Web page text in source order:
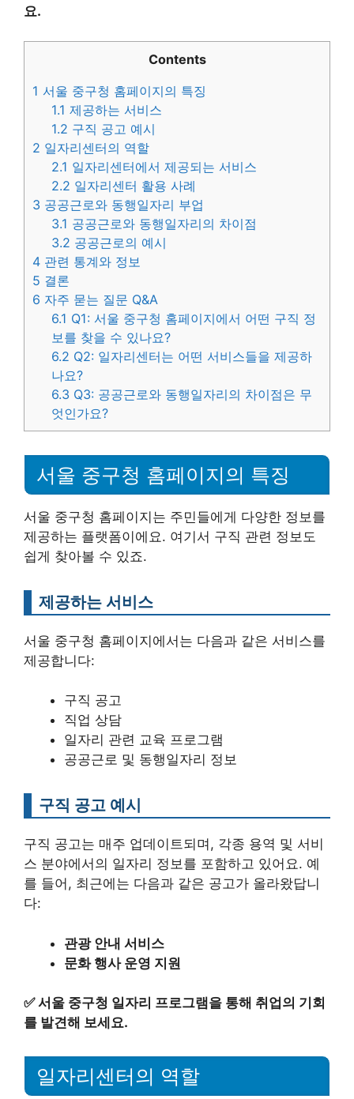
요.
Contents
1 서울 중구청 홈페이지의 특징
1.1 제공하는 서비스
1.2 구직 공고 예시
2 일자리센터의 역할
2.1 일자리센터에서 제공되는 서비스
2.2 일자리센터 활용 사례
3 공공근로와 동행일자리 부업
3.1 공공근로와 동행일자리의 차이점
3.2 공공근로의 예시
4 관련 통계와 정보
5 결론
6 자주 묻는 질문 Q&A
6.1 Q1: 서울 중구청 홈페이지에서 어떤 구직 정
보를 찾을 수 있나요?
6.2 Q2: 일자리센터는 어떤 서비스들을 제공하
나요?
6.3 Q3: 공공근로와 동행일자리의 차이점은 무
엇인가요?
서울 중구청 홈페이지의 특징
서울 중구청 홈페이지는 주민들에게 다양한 정보를
제공하는 플랫폼이에요. 여기서 구직 관련 정보도
쉽게 찾아볼 수 있죠.
제공하는 서비스
서울 중구청 홈페이지에서는 다음과 같은 서비스를
제공합니다:
구직 공고
직업 상담
일자리 관련 교육 프로그램
공공근로 및 동행일자리 정보
구직 공고 예시
구직 공고는 매주 업데이트되며, 각종 용역 및 서비
스 분야에서의 일자리 정보를 포함하고 있어요. 예
를 들어, 최근에는 다음과 같은 공고가 올라왔답니
다:
관광 안내 서비스
문화 행사 운영 지원
✅서울 중구청 일자리 프로그램을 통해 취업의 기회
를 발견해 보세요.
일자리센터의 역할